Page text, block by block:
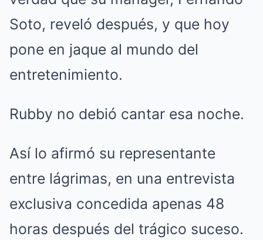
Soto, reveló después, y que hoy
pone en jaque al mundo del
entretenimiento.
Rubby no debió cantar esa noche.
Así lo afirmó su representante
entre lágrimas, en una entrevista
exclusiva concedida apenas 48
horas después del trágico suceso.